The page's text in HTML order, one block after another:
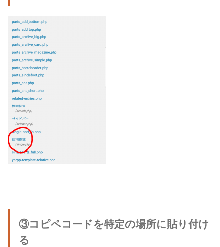
③コピペコードを特定の場所に貼り付け
る